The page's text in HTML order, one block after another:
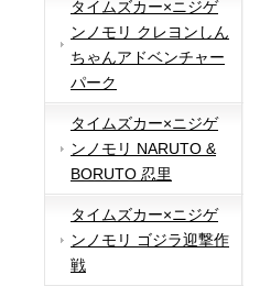
タイムズカー×ニジゲ
ンノモリ クレヨンしん
ちゃんアドベンチャー
パーク
タイムズカー×ニジゲ
ンノモリ NARUTO &
BORUTO 忍里
タイムズカー×ニジゲ
ンノモリ ゴジラ迎撃作
戦